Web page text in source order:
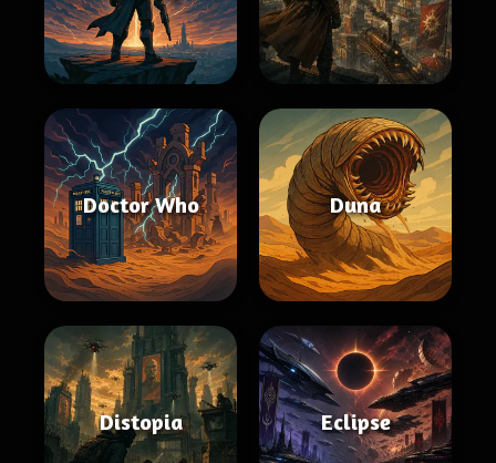
Doctor Who Duna
Distopia Eclipse